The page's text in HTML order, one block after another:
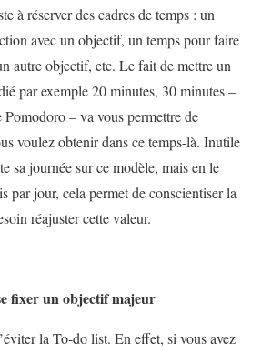
à réserver des cadres de temps : un
avec un objectif, un temps pour faire
autre objectif, etc. Le fait de mettre un
par exemple 20 minutes, 30 minutes –
Pomodoro – va vous permettre de
voulez obtenir dans ce temps-là. Inutile
sa journée sur ce modèle, mais en le
par jour, cela permet de conscientiser la
réajuster cette valeur.
fixer un objectif majeur
la To-do list. En effet, si vous avez